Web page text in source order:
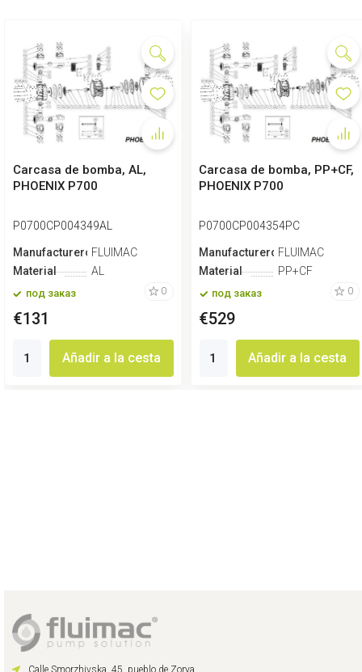
Carcasa de bomba, AL,
PHOENIX P700
P0700CP004349AL
Manufacturero FLUIMAC
Material
AL
под заказ 0
€131
Añadir a la cesta
Carcasa de bomba, PP+CF,
PHOENIX P700
P0700CP004354PC
Manufacturero FLUIMAC
Material
PP+CF
под заказ 0
€529
Añadir a la cesta
Calle Smorzhivska, 45, pueblo de Zorya,